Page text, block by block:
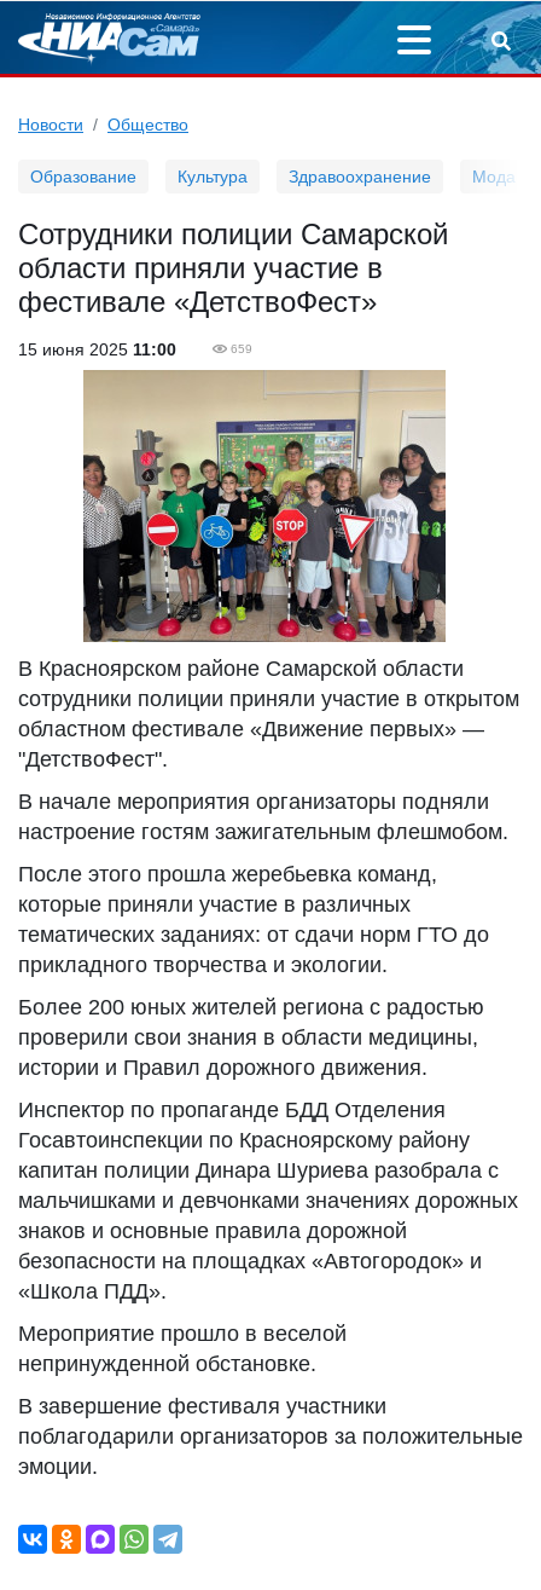
Новости Общество
Образование Культура Здравоохранение Мода
Сотрудники полиции Самарской
области приняли участие в
фестивале «ДетствоФест»
15 июня 2025 11:00 659
В Красноярском районе Самарской области
сотрудники полиции приняли участие в открытом
областном фестивале «Движение первых» —
"ДетствоФест".
В начале мероприятия организаторы подняли
настроение гостям зажигательным флешмобом.
После этого прошла жеребьевка команд,
которые приняли участие в различных
тематических заданиях: от сдачи норм ГТО до
прикладного творчества и экологии.
Более 200 юных жителей региона с радостью
проверили свои знания в области медицины,
истории и Правил дорожного движения.
Инспектор по пропаганде БДД Отделения
Госавтоинспекции по Красноярскому району
капитан полиции Динара Шуриева разобрала с
мальчишками и девчонками значениях дорожных
знаков и основные правила дорожной
безопасности на площадках «Автогородок» и
«Школа ПДД».
Мероприятие прошло в веселой
непринужденной обстановке.
В завершение фестиваля участники
поблагодарили организаторов за положительные
эмоции.